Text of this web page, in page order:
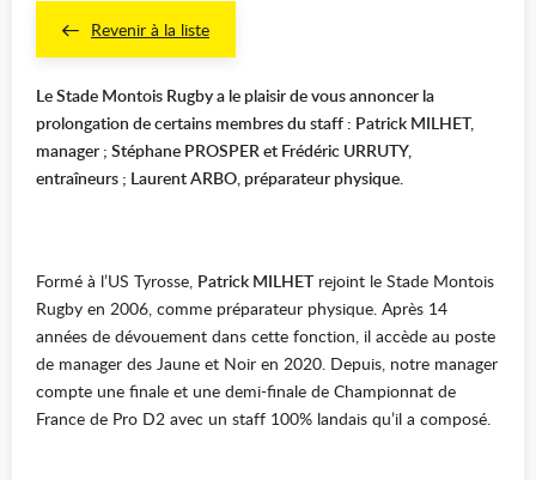
Revenir à la liste
Le Stade Montois Rugby a le plaisir de vous annoncer la
prolongation de certains membres du staff : Patrick MILHET,
manager ; Stéphane PROSPER et Frédéric URRUTY,
entraîneurs ; Laurent ARBO, préparateur physique.
Formé à l’US Tyrosse, Patrick MILHETrejoint le Stade Montois
Rugby en 2006, comme préparateur physique. Après 14
années de dévouement dans cette fonction, il accède au poste
de manager des Jaune et Noir en 2020. Depuis, notre manager
compte une finale et une demi-finale de Championnat de
France de Pro D2 avec un staff 100% landais qu’il a composé.